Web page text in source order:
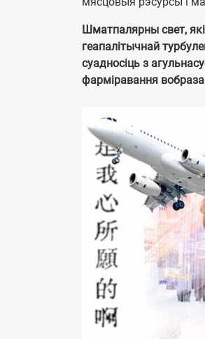
Шматпалярны свет,
геапалітычнай
суадносіць з
фарміравання